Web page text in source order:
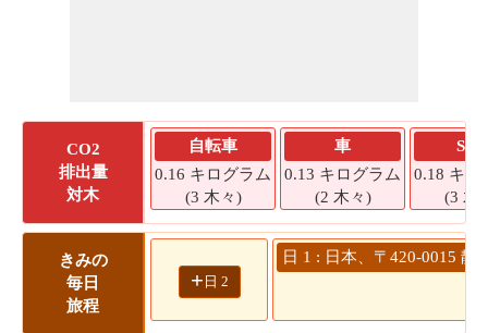
CO2
排出量
対木
自転車
0.16 キログラム
(3 木々)
車
0.13 キログラム
(2 木々)
SUV
0.18 キロ
(3 木
きみの
毎日
旅程
+ 日 2
日 1 : 日本、〒420-0015